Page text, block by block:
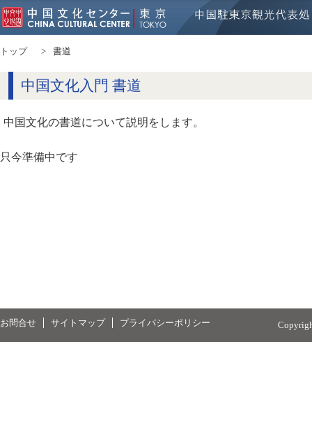
トップ 書道
中国文化入門 書道
中国文化の書道について説明をします。
只今準備中です
お問合せ サイトマップ プライバシーポリシー